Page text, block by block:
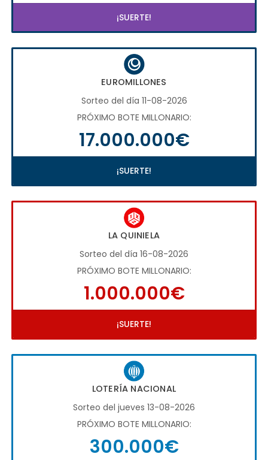
¡SUERTE!
EUROMILLONES
Sorteo del día 11-08-2026
PRÓXIMO BOTE MILLONARIO:
17.000.000€
¡SUERTE!
LA QUINIELA
Sorteo del día 16-08-2026
PRÓXIMO BOTE MILLONARIO:
1.000.000€
¡SUERTE!
LOTERÍA NACIONAL
Sorteo del jueves 13-08-2026
PRÓXIMO BOTE MILLONARIO:
300.000€